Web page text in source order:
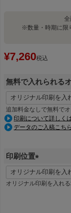
全
※数量・時期に限
¥7,260税込
無料で入れられる
追加料金なしで無料で
印刷について詳しく
データのご入稿こちら
印刷位置
(
必
オリジナル印刷を入れ